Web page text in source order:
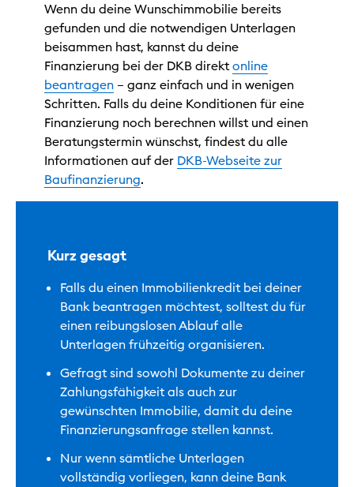
Wenn du deine Wunschimmobilie bereits
gefunden und die notwendigen Unterlagen
beisammen hast, kannst du deine
Finanzierung bei der DKB direktonline
beantragen– ganz einfach und in wenigen
Schritten. Falls du deine Konditionen für eine
Finanzierung noch berechnen willst und einen
Beratungstermin wünschst, findest du alle
Informationen auf der DKB-Webseite zur
Baufinanzierung.
Kurz gesagt
Falls du einen Immobilienkredit bei deiner
Bank beantragen möchtest, solltest du für
einen reibungslosen Ablauf alle
Unterlagen frühzeitig organisieren.
Gefragt sind sowohl Dokumente zu deiner
Zahlungsfähigkeit als auch zur
gewünschten Immobilie, damit du deine
Finanzierungsanfrage stellen kannst.
Nur wenn sämtliche Unterlagen
vollständig vorliegen, kann deine Bank